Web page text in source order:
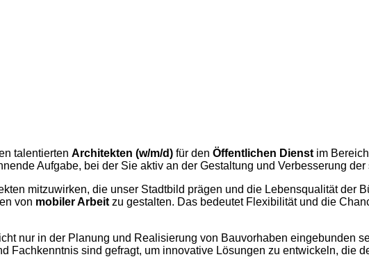
talentierten Architekten (w/m/d) für den Öffentlichen Dienst im Bereich
Aufgabe, bei der Sie aktiv an der Gestaltung und Verbesserung
mitzuwirken, die unser Stadtbild prägen und die Lebensqualität der
von mobiler Arbeit zu gestalten. Das bedeutet Flexibilität und die
nur in der Planung und Realisierung von Bauvorhaben eingebunden
Fachkenntnis sind gefragt, um innovative Lösungen zu entwickeln, die